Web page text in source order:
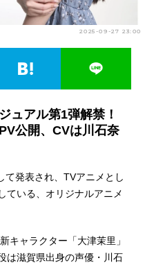
夏アニメ
2025-09-27 23:00
ュアル第1弾解禁！
公開、CVは川石奈
て発表され、TVアニメとし
ている、オリジナルアニメ
キャラクター「大津茉里」
滋賀県出身の声優・川石